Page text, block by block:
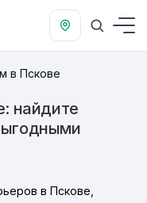
в Пскове
найдите
в Пскове,